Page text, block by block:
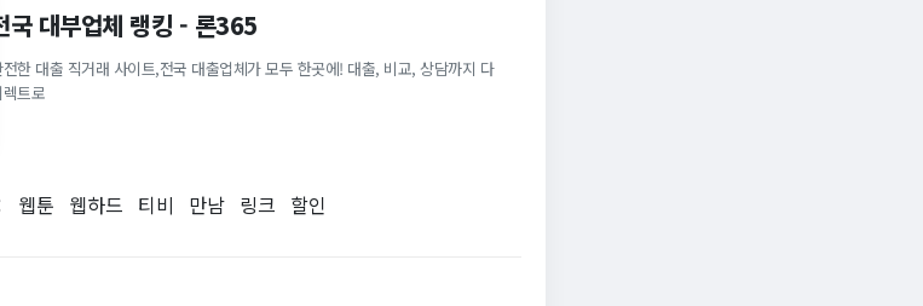
국 대부업체 랭킹 - 론365
전한 대출 직거래 사이트,전국 대출업체가 모두 한곳에! 대출, 비교, 상담까지 다
렉트로
웹툰 웹하드 티비 만남 링크 할인